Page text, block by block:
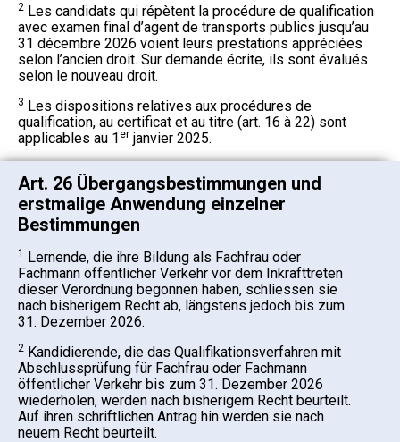
2 Les candidats qui répètent la procédure de qualification
avec examen final d’agent de transports publics jusqu’au
31 décembre 2026 voient leurs prestations appréciées
selon l’ancien droit. Sur demande écrite, ils sont évalués
selon le nouveau droit.
3 Les dispositions relatives aux procédures de
qualification, au certificat et au titre (art. 16 à 22) sont
applicables au 1er janvier 2025.
Art. 26 Übergangsbestimmungen und
erstmalige Anwendung einzelner
Bestimmungen
1 Lernende, die ihre Bildung als Fachfrau oder
Fachmann öffentlicher Verkehr vor dem Inkrafttreten
dieser Verordnung begonnen haben, schliessen sie
nach bisherigem Recht ab, längstens jedoch bis zum
31. Dezember 2026.
2 Kandidierende, die das Qualifikationsverfahren mit
Abschlussprüfung für Fachfrau oder Fachmann
öffentlicher Verkehr bis zum 31. Dezember 2026
wiederholen, werden nach bisherigem Recht beurteilt.
Auf ihren schriftlichen Antrag hin werden sie nach
neuem Recht beurteilt.